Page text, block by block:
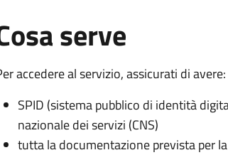
serve
accedere al servizio, assicurati di avere:
SPID (sistema pubblico di identità
nazionale dei servizi (CNS)
tutta la documentazione prevista per